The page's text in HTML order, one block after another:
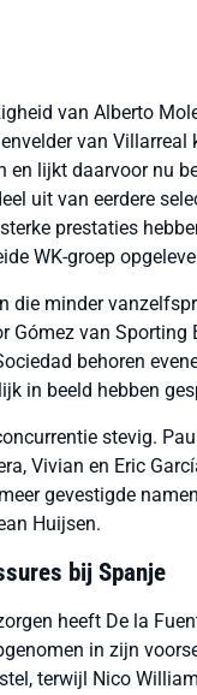
van Alberto
van Villarreal
en lijkt daarvoor nu
uit van eerdere
prestaties
WK-groep
die minder
Gómez van Sporting
behoren
in beeld hebben
stevig.
Vivian en Eric
gevestigde
Huijsen.
bij Spanje
heeft De la
in zijn
terwijl Nico